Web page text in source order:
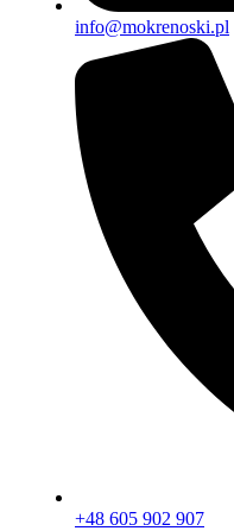
info@mokrenoski.pl
+48 605 902 907